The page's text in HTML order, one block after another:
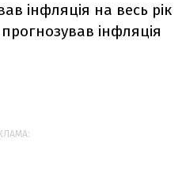
інфляція на весь рік
інфляція